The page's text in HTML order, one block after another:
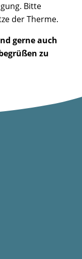
Bitte
der Therme.
gerne auch
zu